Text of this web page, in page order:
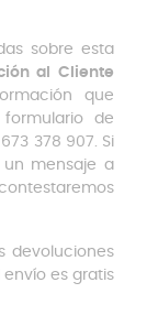
sobre esta
al Cliente
que
de
378 907. Si
un mensaje a
devoluciones
envío es gratis